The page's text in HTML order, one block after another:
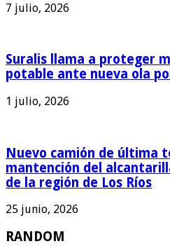
7 julio, 2026
Suralis llama a proteger
potable ante nueva ola
1 julio, 2026
Nuevo camión de última
mantención del
de la región de Los Ríos
25 junio, 2026
RANDOM